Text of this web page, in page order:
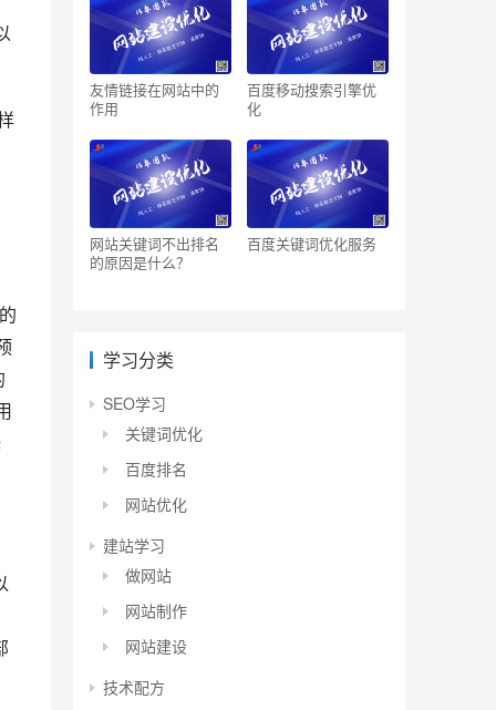
友情链接在网站中的
作用
百度移动搜索引擎优
化
网站关键词不出排名
的原因是什么？
百度关键词优化服务
学习分类
SEO学习
关键词优化
百度排名
网站优化
建站学习
做网站
网站制作
网站建设
技术配方